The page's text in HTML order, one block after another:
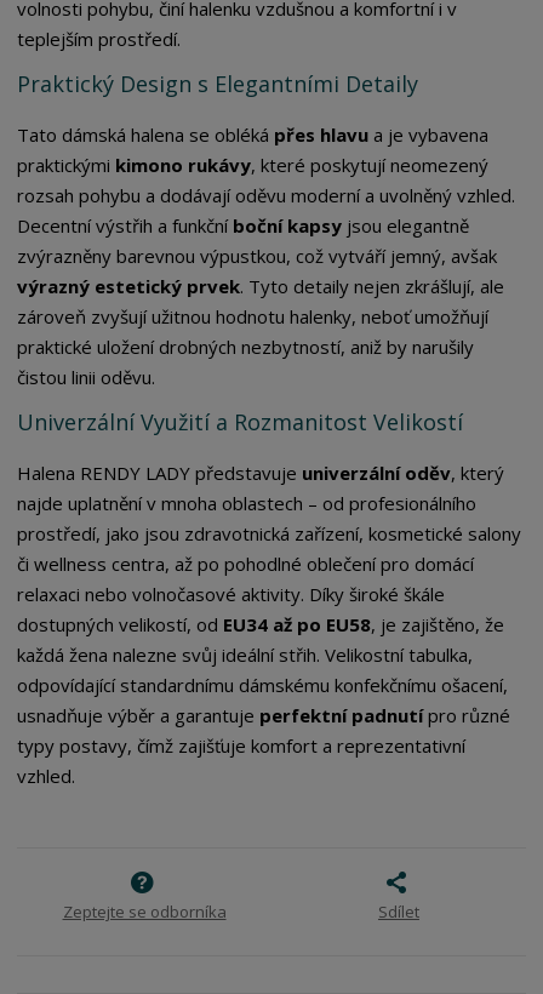
volnosti pohybu, činí halenku vzdušnou a komfortní i v
teplejším prostředí.
Praktický Design s Elegantními Detaily
Tato dámská halena se obléká přes hlavu a je vybavena
praktickými kimono rukávy, které poskytují neomezený
rozsah pohybu a dodávají oděvu moderní a uvolněný vzhled.
Decentní výstřih a funkční boční kapsy jsou elegantně
zvýrazněny barevnou výpustkou, což vytváří jemný, avšak
výrazný estetický prvek. Tyto detaily nejen zkrášlují, ale
zároveň zvyšují užitnou hodnotu halenky, neboť umožňují
praktické uložení drobných nezbytností, aniž by narušily
čistou linii oděvu.
Univerzální Využití a Rozmanitost Velikostí
Halena RENDY LADY představuje univerzální oděv, který
najde uplatnění v mnoha oblastech – od profesionálního
prostředí, jako jsou zdravotnická zařízení, kosmetické salony
či wellness centra, až po pohodlné oblečení pro domácí
relaxaci nebo volnočasové aktivity. Díky široké škále
dostupných velikostí, od EU34 až po EU58, je zajištěno, že
každá žena nalezne svůj ideální střih. Velikostní tabulka,
odpovídající standardnímu dámskému konfekčnímu ošacení,
usnadňuje výběr a garantuje perfektní padnutípro různé
typy postavy, čímž zajišťuje komfort a reprezentativní
vzhled.
Zeptejte se odborníka Sdílet